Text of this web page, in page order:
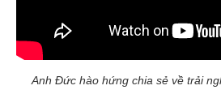
Anh Đức hào hứng chia sẻ về trải